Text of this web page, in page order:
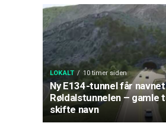
LOKALT 10 timer siden
Ny E134-tunnel får navnet
Røldalstunnelen – gamle
skifte navn